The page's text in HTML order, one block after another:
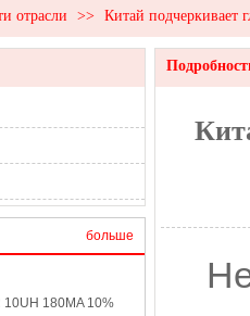
отрасли >> Китай подчеркивает
больше
10UH 180MA 10%